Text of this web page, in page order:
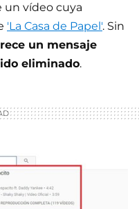
un vídeo cuya
'La Casa de Papel'. Sin
un mensaje
eliminado.